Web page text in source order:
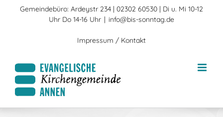
Gemeindebüro: Ardeystr 234 | 02302 60530 | Di u. Mi 10-12
Uhr Do 14-16 Uhr | info@bis-sonntag.de
Impressum / Kontakt